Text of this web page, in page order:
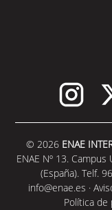
© 2026 ENAE
ENAE Nº 13.
(España). Telf.
info@enae.es ·
Política de